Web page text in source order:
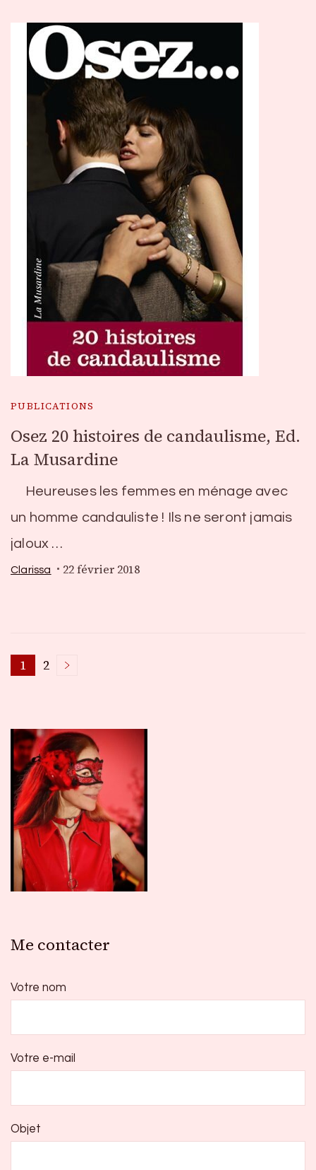
PUBLICATIONS
Osez 20 histoires de candaulisme, Ed.
La Musardine
Heureuses les femmes en ménage avec
un homme candauliste ! Ils ne seront jamais
jaloux …
Clarissa 22 février 2018
Pagination
des
publications
Page
1 Page
2
Me contacter
Votre nom
Votre e-mail
Objet